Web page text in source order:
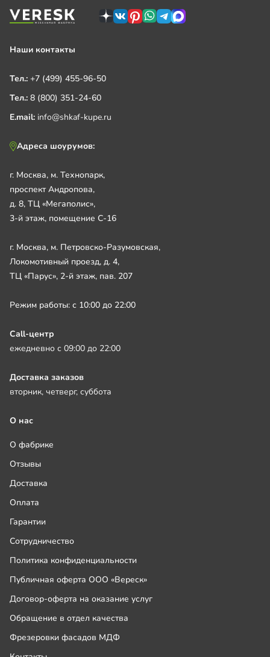
Наши контакты
Тел.: +7 (499) 455-96-50
Тел.: 8 (800) 351-24-60
E.mail: info@shkaf-kupe.ru
Адреса шоурумов:
г. Москва, м. Технопарк,
проспект Андропова,
д. 8, ТЦ «Мегаполис»,
3-й этаж, помещение С-16
г. Москва, м. Петровско-Разумовская,
Локомотивный проезд, д. 4,
ТЦ «Парус», 2-й этаж, пав. 207
Режим работы: с 10:00 до 22:00
Call-центр
ежедневно с 09:00 до 22:00
Доставка заказов
вторник, четверг, суббота
О нас
О фабрике
Отзывы
Доставка
Оплата
Гарантии
Сотрудничество
Политика конфиденциальности
Публичная оферта ООО «Вереск»
Договор-оферта на оказание услуг
Обращение в отдел качества
Фрезеровки фасадов МДФ